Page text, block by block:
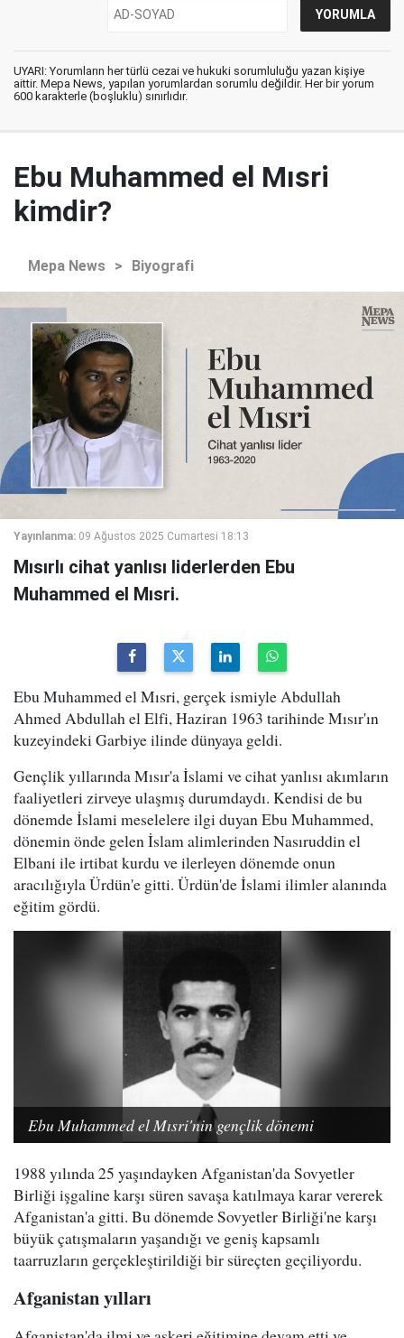
UYARI: Yorumların her türlü cezai ve hukuki sorumluluğu yazan kişiye
aittir. Mepa News, yapılan yorumlardan sorumlu değildir. Her bir yorum
600 karakterle (boşluklu) sınırlıdır.
Ebu Muhammed el Mısri
kimdir?
Mepa News > Biyografi
Yayınlanma: 09 Ağustos 2025 Cumartesi 18:13
Mısırlı cihat yanlısı liderlerden Ebu
Muhammed el Mısri.
Ebu Muhammed el Mısri, gerçek ismiyle Abdullah
Ahmed Abdullah el Elfi, Haziran 1963 tarihinde Mısır'ın
kuzeyindeki Garbiye ilinde dünyaya geldi.
Gençlik yıllarında Mısır'a İslami ve cihat yanlısı akımların
faaliyetleri zirveye ulaşmış durumdaydı. Kendisi de bu
dönemde İslami meselelere ilgi duyan Ebu Muhammed,
dönemin önde gelen İslam alimlerinden Nasıruddin el
Elbani ile irtibat kurdu ve ilerleyen dönemde onun
aracılığıyla Ürdün'e gitti. Ürdün'de İslami ilimler alanında
eğitim gördü.
Ebu Muhammed el Mısri'nin gençlik dönemi
1988 yılında 25 yaşındayken Afganistan'da Sovyetler
Birliği işgaline karşı süren savaşa katılmaya karar vererek
Afganistan'a gitti. Bu dönemde Sovyetler Birliği'ne karşı
büyük çatışmaların yaşandığı ve geniş kapsamlı
taarruzların gerçekleştirildiği bir süreçten geçiliyordu.
Afganistan yılları